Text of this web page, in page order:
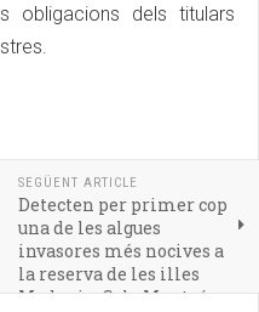
obligacions dels titulars
SEGÜENT ARTICLE
Detecten per primer cop
una de les algues
invasores més nocives a
la reserva de les illes
Medes i a Cala Montgó